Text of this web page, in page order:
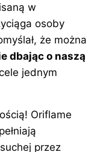
w
osoby
że można
dbając o naszą
jednym
Oriflame
przez